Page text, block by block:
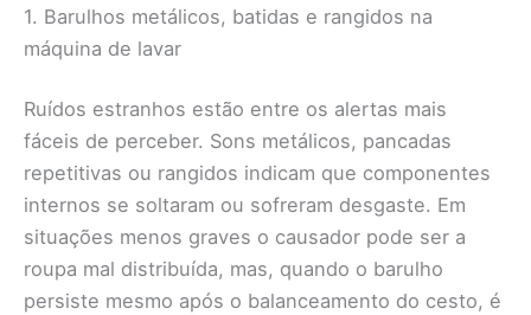
1. Barulhos metálicos, batidas e rangidos na
máquina de lavar
Ruídos estranhos estão entre os alertas mais
fáceis de perceber. Sons metálicos, pancadas
repetitivas ou rangidos indicam que componentes
internos se soltaram ou sofreram desgaste. Em
situações menos graves o causador pode ser a
roupa mal distribuída, mas, quando o barulho
persiste mesmo após o balanceamento do cesto, é